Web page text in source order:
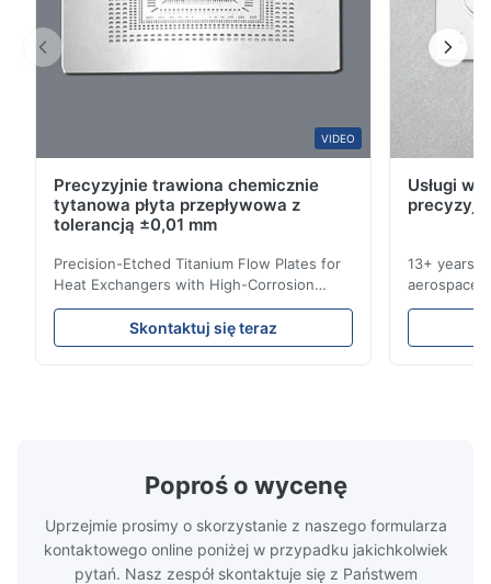
VIDEO
Precyzyjnie trawiona chemicznie
tytanowa płyta przepływowa z
tolerancją ±0,01 mm
Precision-Etched Titanium Flow Plates for
Heat Exchangers with High-Corrosion
Resistance Flow Plate Overview Xinhaisen
Technology specializes in manufacturing
high-precision chemically etched flow
distribution in production processes. Flow
Plate Features Complex, Burr
Skontaktuj się teraz
Usługi
13+ years
aerospace,
instant
Poproś o wycenę
Uprzejmie prosimy o skorzystanie z naszego formularza
kontaktowego online poniżej w przypadku jakichkolwiek
pytań. Nasz zespół skontaktuje się z Państwem